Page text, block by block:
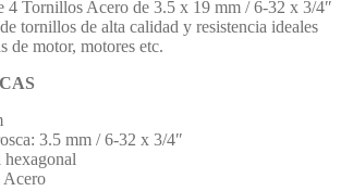
4 Tornillos Acero de 3.5 x 19 mm / 6-32 x 3/4″
tornillos de alta calidad y resistencia ideales
de motor, motores etc.
3.5 mm / 6-32 x 3/4″
Acero